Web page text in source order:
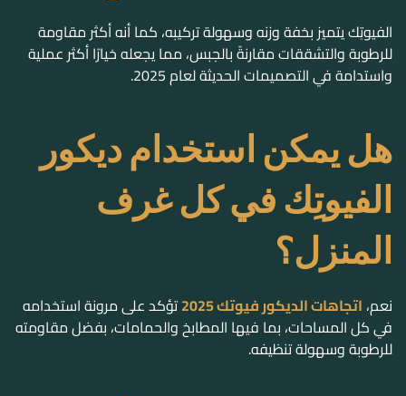
الفيوتِك يتميز بخفة وزنه وسهولة تركيبه، كما أنه أكثر مقاومة
للرطوبة والتشققات مقارنةً بالجبس، مما يجعله خيارًا أكثر عملية
واستدامة في التصميمات الحديثة لعام 2025.
هل يمكن استخدام ديكور
الفيوتِك في كل غرف
المنزل؟
نعم، اتجاهات الديكور فيوتك 2025
تؤكد على مرونة استخدامه
في كل المساحات، بما فيها المطابخ والحمامات، بفضل مقاومته
للرطوبة وسهولة تنظيفه.